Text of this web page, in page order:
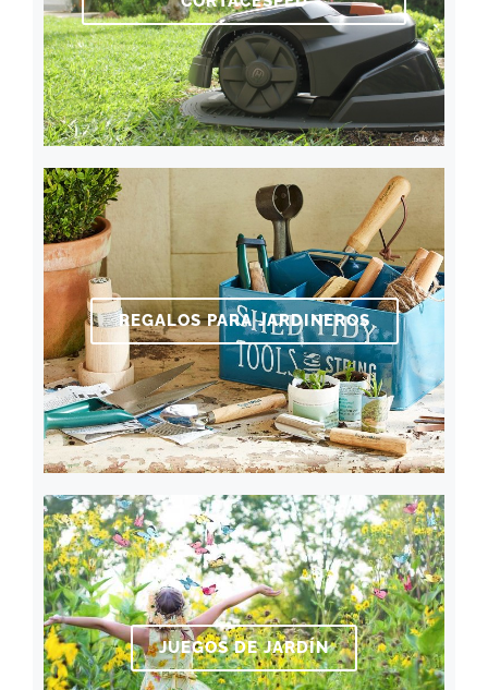
REGALOS PARA JARDINEROS
JUEGOS DE JARDÍN